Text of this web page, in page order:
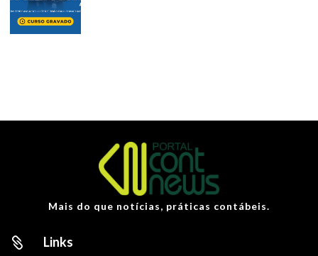
Mais do que notícias, práticas contábeis.
 Links